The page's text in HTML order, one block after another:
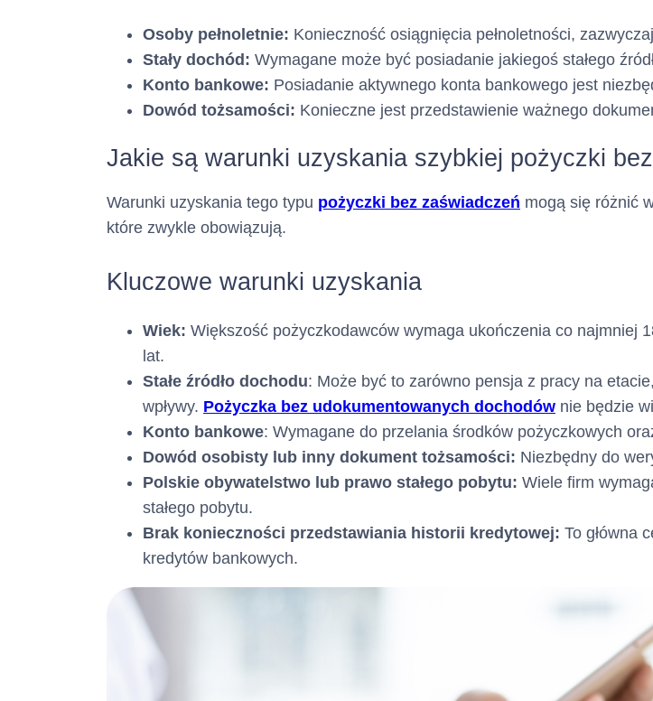
Nie
Adres : Nie
Numer telefonu :
(informacja ta ma charakter opcjonalny)
Nie
Adres poczty elektronicznej :
(informacja ta ma charakter opcjonalny)
Numer faksu :
(informacja ta ma charakter opcjonalny)
Nie
Adres strony internetowej : Nie
2. Opis głównych cech kredytu
Osoby pełnoletnie: Konieczność osiągnięcia pełnoletności,
Stały dochód: Wymagane może być posiadanie jakiegoś stałego
Konto bankowe: Posiadanie aktywnego konta bankowego jest
Dowód tożsamości: Konieczne jest przedstawienie ważnego
Jakie są warunki uzyskania szybkiej pożyczki
Warunki uzyskania tego typu pożyczki bez zaświadczeń mogą się różnić
które zwykle obowiązują.
Kluczowe warunki uzyskania
Wiek: Większość pożyczkodawców wymaga ukończenia co najmniej
lat.
Stałe źródło dochodu: Może być to zarówno pensja z pracy na
wpływy. Pożyczka bez udokumentowanych dochodów nie będzie
Konto bankowe: Wymagane do przelania środków pożyczkowych
Dowód osobisty lub inny dokument tożsamości: Niezbędny do
Polskie obywatelstwo lub prawo stałego pobytu: Wiele firm
stałego pobytu.
Brak konieczności przedstawiania historii kredytowej: To główna
kredytów bankowych.